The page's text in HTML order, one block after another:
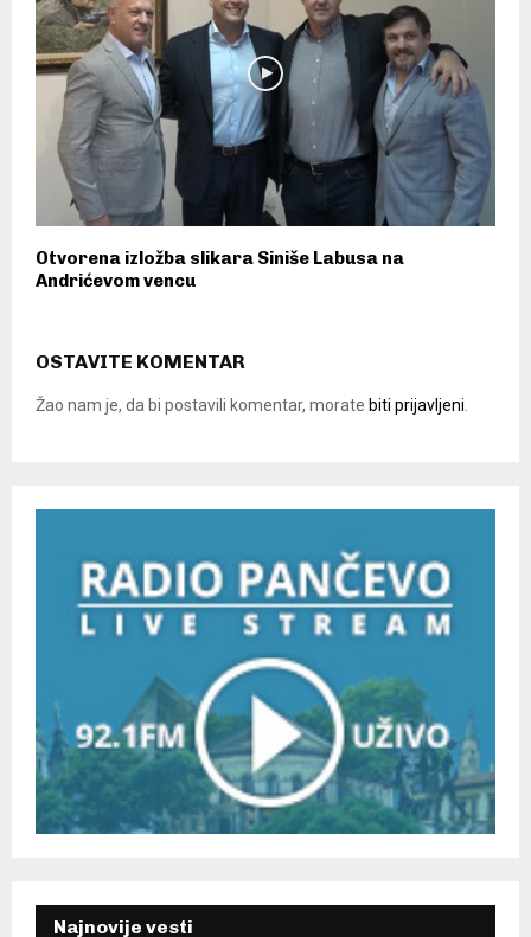
Otvorena izložba slikara Siniše Labusa na
Andrićevom vencu
OSTAVITE KOMENTAR
Žao nam je, da bi postavili komentar, morate biti prijavljeni.
Najnovije vesti